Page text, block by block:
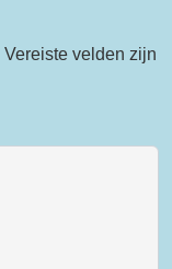
Vereiste velden zijn